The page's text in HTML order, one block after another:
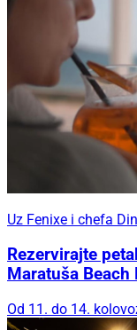
Uz Fenixe i chefa
Rezervirajte
Maratuša
Od 11. do 14.